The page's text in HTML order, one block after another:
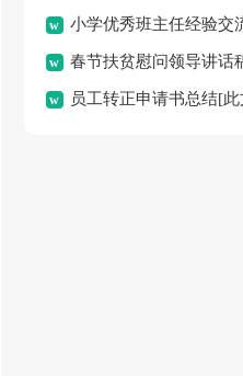
[此文共3471字]
小学优秀班主任经验交
[此文共10539字]
春节扶贫慰问领导讲话
5742字]员工转正申请书总结[